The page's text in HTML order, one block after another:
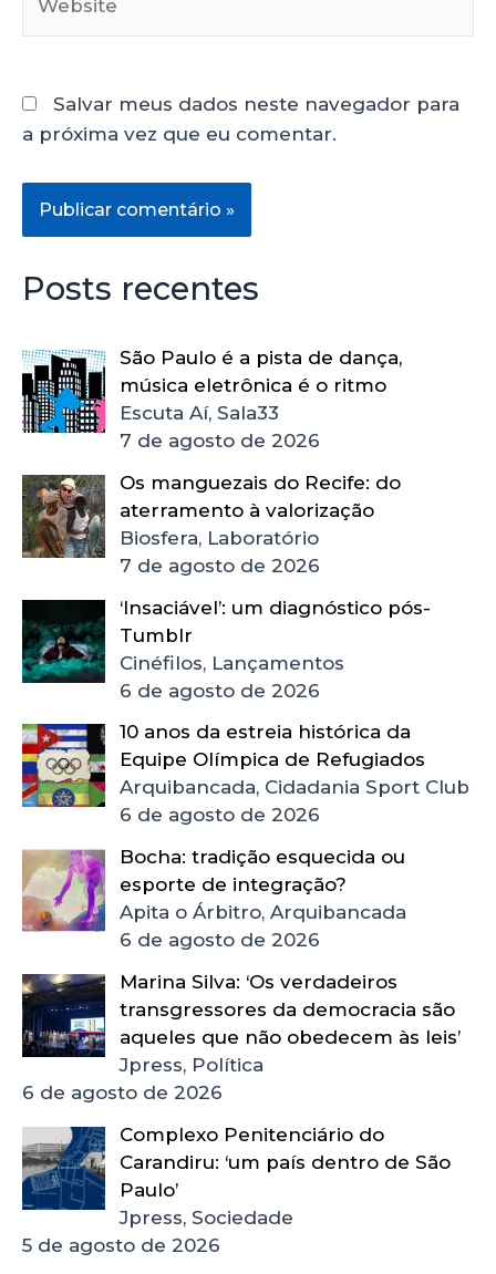
Salvar meus dados neste navegador para
a próxima vez que eu comentar.
Posts recentes
São Paulo é a pista de dança,
música eletrônica é o ritmo
Escuta Aí, Sala33
7 de agosto de 2026
Os manguezais do Recife: do
aterramento à valorização
Biosfera, Laboratório
7 de agosto de 2026
‘Insaciável’: um diagnóstico pós-
Tumblr
Cinéfilos, Lançamentos
6 de agosto de 2026
10 anos da estreia histórica da
Equipe Olímpica de Refugiados
Arquibancada, Cidadania Sport Club
6 de agosto de 2026
Bocha: tradição esquecida ou
esporte de integração?
Apita o Árbitro, Arquibancada
6 de agosto de 2026
Marina Silva: ‘Os verdadeiros
transgressores da democracia são
aqueles que não obedecem às leis’
Jpress, Política
6 de agosto de 2026
Complexo Penitenciário do
Carandiru: ‘um país dentro de São
Paulo’
Jpress, Sociedade
5 de agosto de 2026